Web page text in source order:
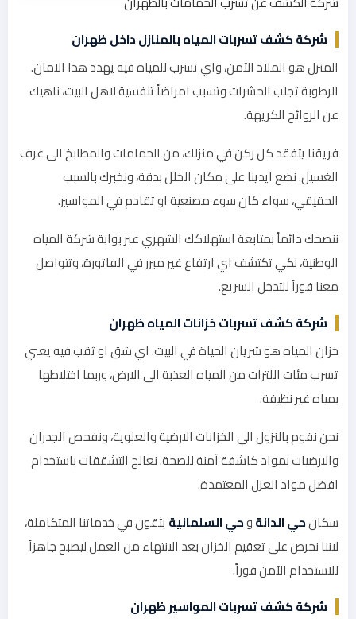
شركة كشف تسربات المياه بالمنازل داخل ظهران
المنزل هو الملاذ الآمن، واي تسرب للمياه فيه يهدد هذا الامان.
الرطوبة تجلب الحشرات وتسبب امراضاً تنفسية لاهل البيت، ناهيك
عن الروائح الكريهة.
فريقنا يتفقد كل ركن في منزلك، من الحمامات والمطابخ الى غرف
الغسيل. نضع ايدينا على مكان الخلل بدقة، ونخبرك بالسبب
الحقيقي، سواء كان سوء مصنعية او تقادم في المواسير.
ننصحك دائماً بمتابعة استهلاكك الشهري عبر بوابة شركة المياه
الوطنية، لكي تكتشف اي ارتفاع غير مبرر في الفاتورة، وتتواصل
معنا فوراً للتدخل السريع.
شركة كشف تسربات خزانات المياه ظهران
خزان المياه هو شريان الحياة في البيت. اي شق او ثقب فيه يعني
تسرب مئات اللترات من المياه العذبة الى الارض، وربما اختلاطها
بمياه غير نظيفة.
نحن نقوم بالنزول الى الخزانات الارضية والعلوية، ونفحص الجدران
والارضيات بمواد كاشفة آمنة للصحة. نعالج التشققات باستخدام
افضل مواد العزل المعتمدة.
سكانحي الدانةوحي السلمانيةيثقون في خدماتنا المتكاملة،
لاننا نحرص على تعقيم الخزان بعد الانتهاء من العمل ليصبح جاهزاً
للاستخدام الآمن فوراً.
شركة كشف تسربات المواسير ظهران